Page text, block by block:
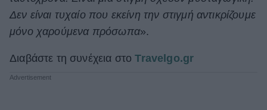
Δεν είναι τυχαίο που εκείνη την στιγμή αντικρίζουμε
μόνο χαρούμενα πρόσωπα».
Διαβάστε τη συνέχεια στοTravelgo.gr